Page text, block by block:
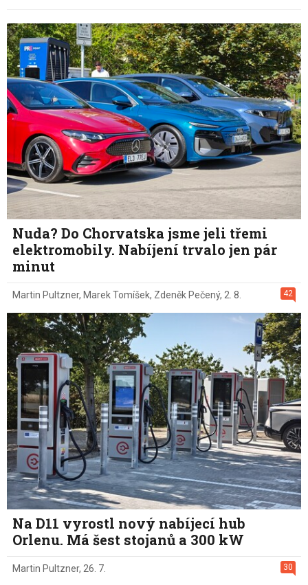
Nuda? Do Chorvatska jsme jeli třemi
elektromobily. Nabíjení trvalo jen pár
minut
42
Martin Pultzner, Marek Tomíšek, Zdeněk Pečený, 2. 8.
Na D11 vyrostl nový nabíjecí hub
Orlenu. Má šest stojanů a 300 kW
30
Martin Pultzner, 26. 7.